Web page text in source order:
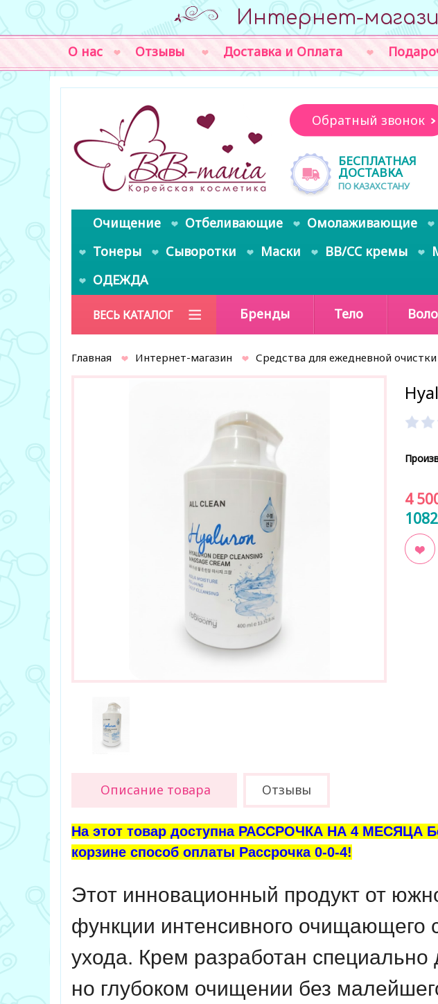
Интернет-
О нас Отзывы Доставка и Оплата
Обратный звонок
БЕСПЛАТНАЯ
ДОСТАВКА
ПО КАЗАХСТАНУ
Очищение Отбеливающие Омолаживающие
Тонеры
Сыворотки Маски BB/CC кремы
ОДЕЖДА
ВЕСЬ КАТАЛОГ Бренды Тело
Главная Интернет-магазин Средства для ежедневной
4
1082
Описание товара Отзывы
На этот товар доступна РАССРОЧКА НА 4 МЕСЯЦА
корзине способ оплаты Рассрочка 0-0-4!
Этот инновационный продукт от
функции интенсивного очищающего
ухода. Крем разработан
но глубоком очищении без